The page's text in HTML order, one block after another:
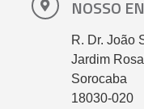
NOSSO
R. Dr. João
Jardim
Sorocaba
18030-020